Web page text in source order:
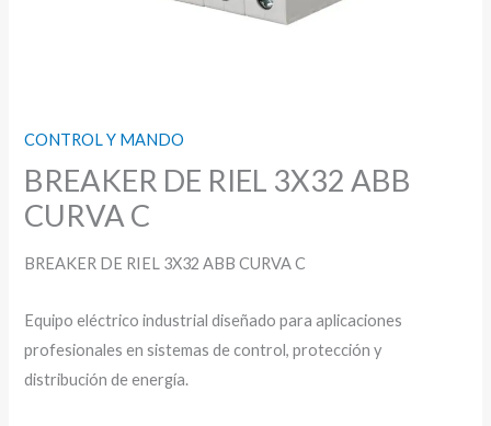
CONTROL Y MANDO
BREAKER DE RIEL 3X32 ABB
CURVA C
BREAKER DE RIEL 3X32 ABB CURVA C
Equipo eléctrico industrial diseñado para aplicaciones
profesionales en sistemas de control, protección y
distribución de energía.